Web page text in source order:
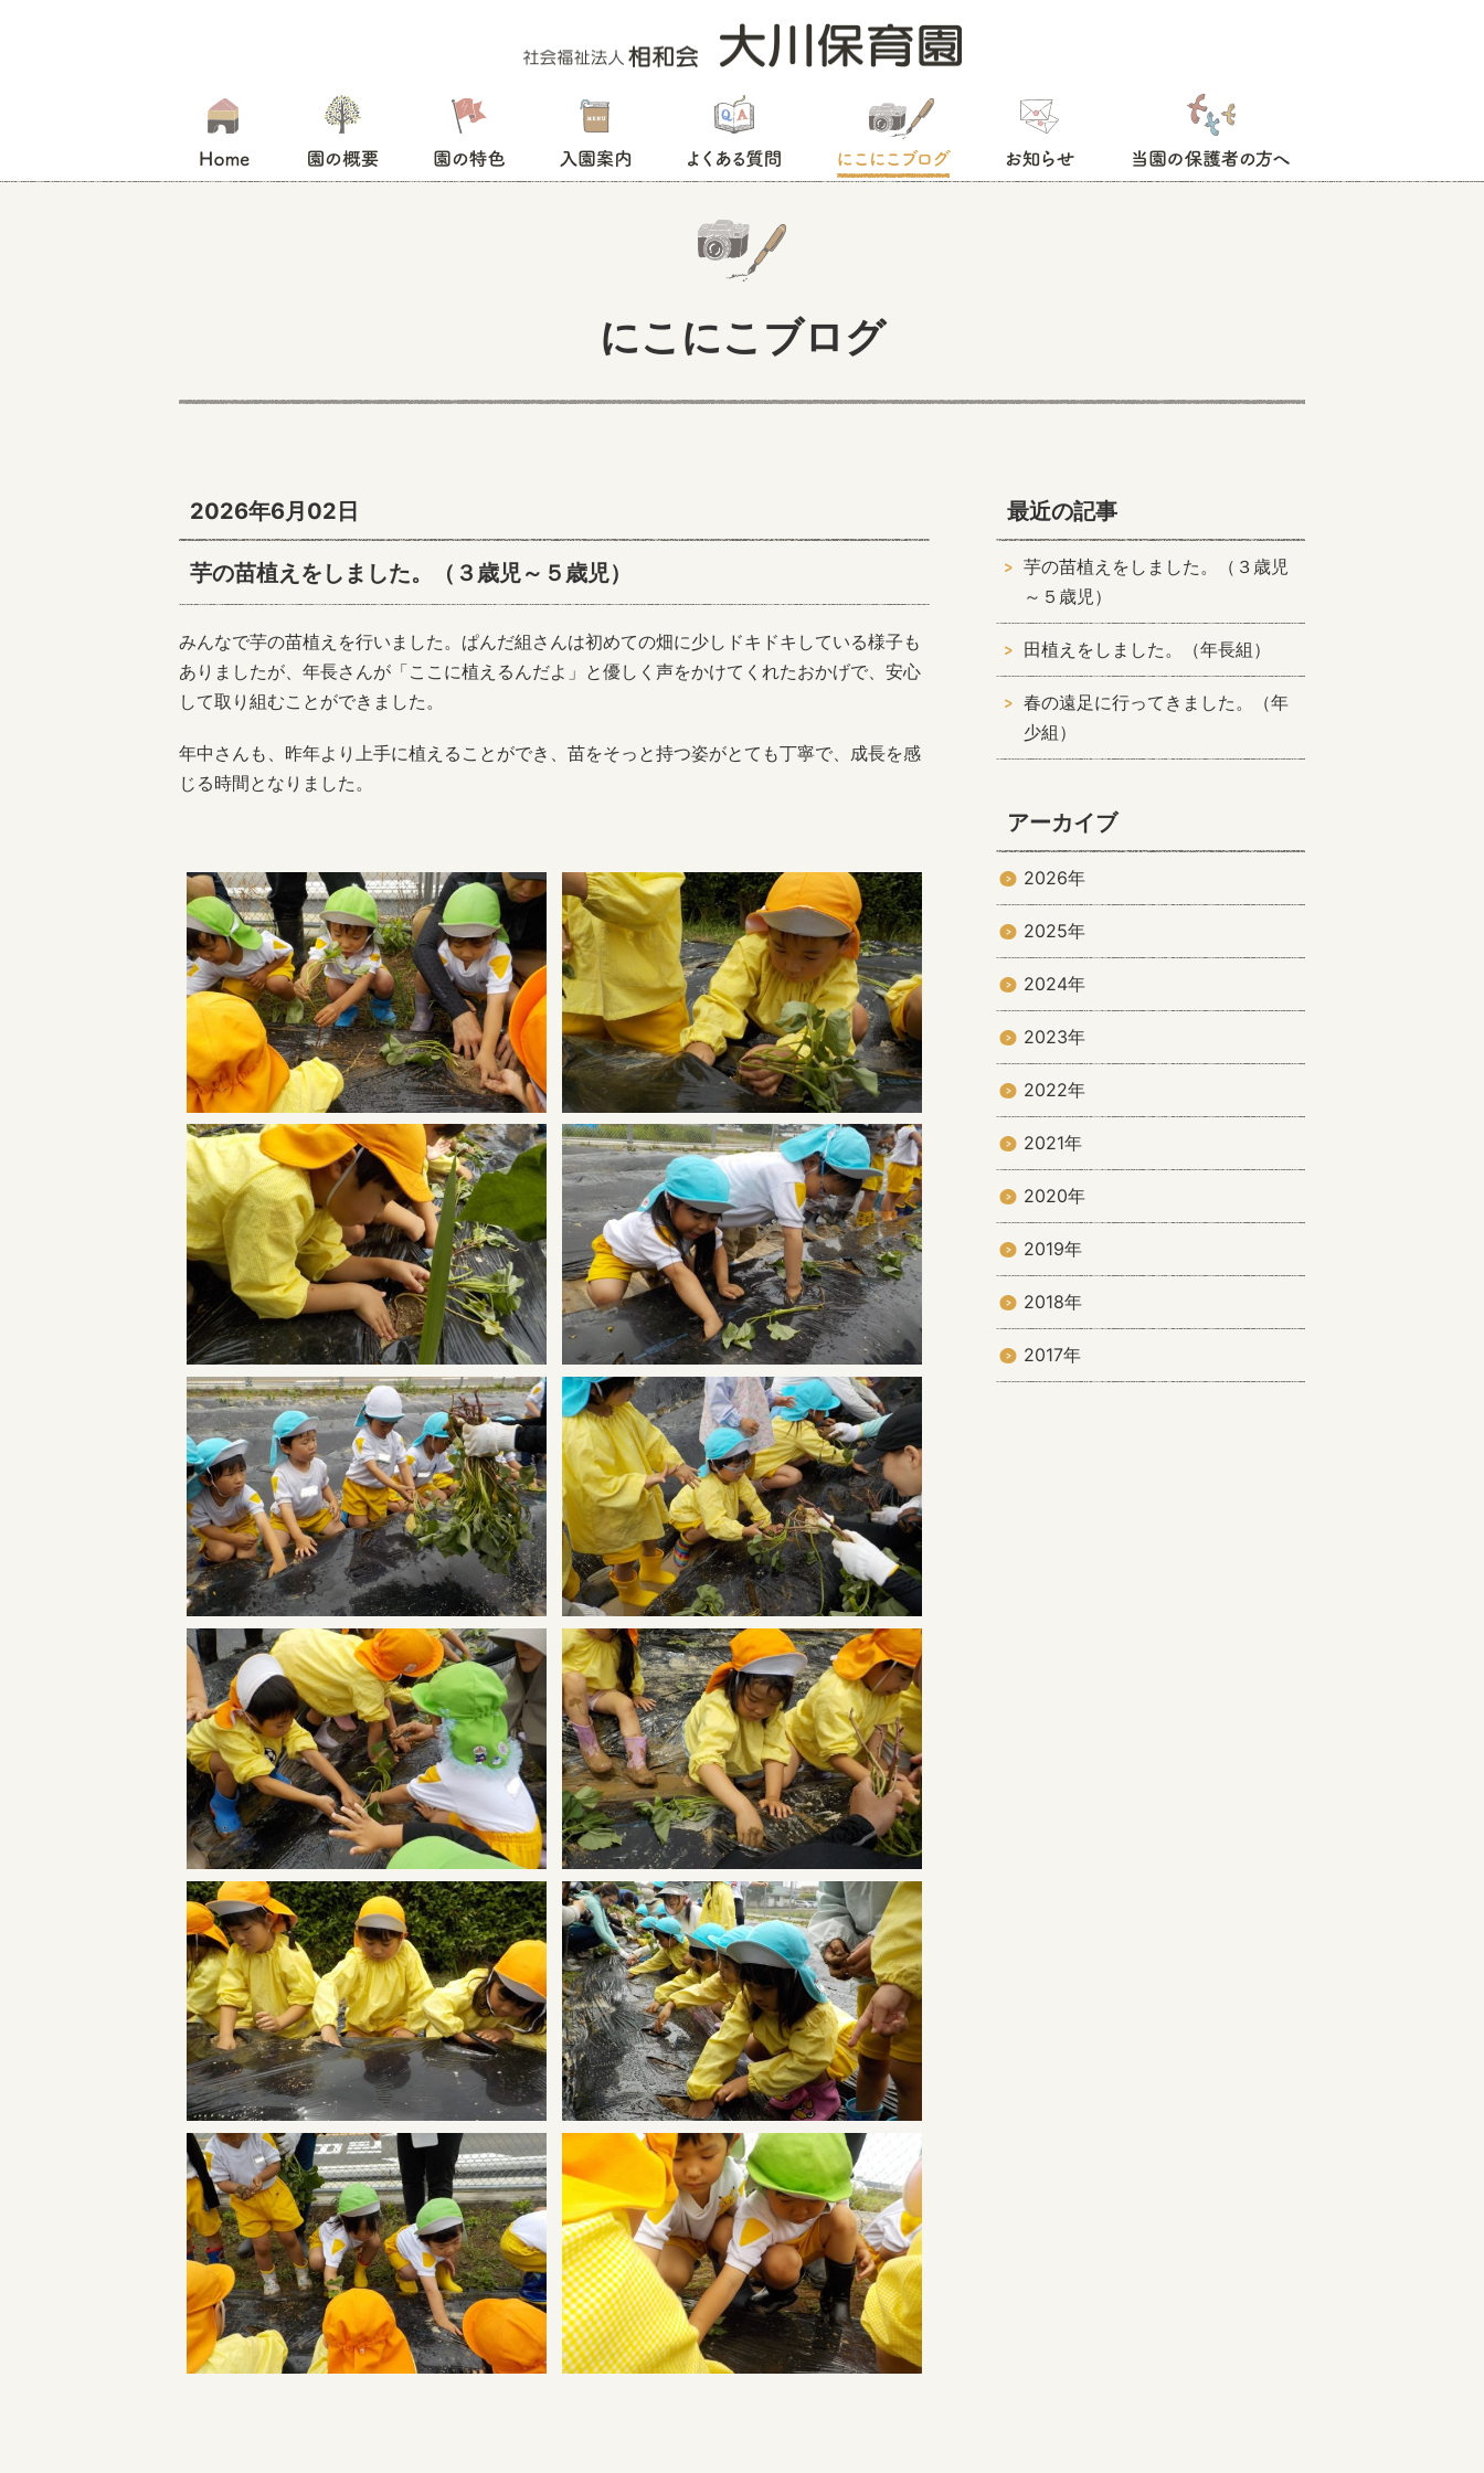
にこにこブログ
2026年6月02日
芋の苗植えをしました。（３歳児～５歳児）
みんなで芋の苗植えを行いました。ぱんだ組さんは初めての畑に少しドキドキしている様子も
ありましたが、年長さんが「ここに植えるんだよ」と優しく声をかけてくれたおかげで、安心
して取り組むことができました。
年中さんも、昨年より上手に植えることができ、苗をそっと持つ姿がとても丁寧で、成長を感
じる時間となりました。
最近の記事
芋の苗植えをしました。（３歳児
～５歳児）
田植えをしました。（年長組）
春の遠足に行ってきました。（年
少組）
アーカイブ
2026年
2025年
2024年
2023年
2022年
2021年
2020年
2019年
2018年
2017年